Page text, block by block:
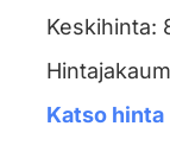
Keskihinta:
Katso hinta